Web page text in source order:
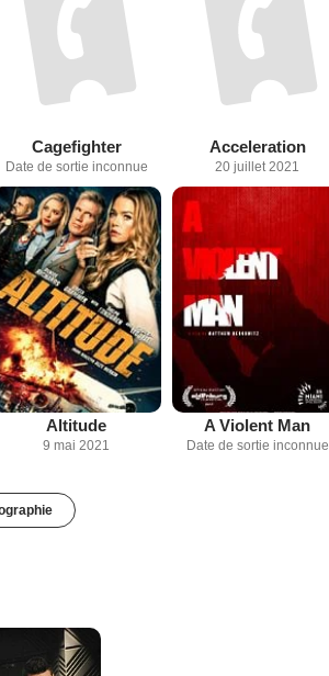
Cagefighter
Date de sortie inconnue
Acceleration
20 juillet 2021
Altitude
9 mai 2021
A Violent Man
Date de sortie inconnue